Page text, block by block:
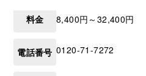
料金 8,400円～32,400円
電話番号 0120-71-7272